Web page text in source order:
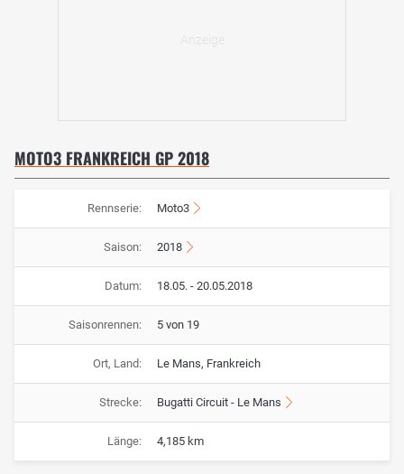
MOTO3 FRANKREICH GP 2018
Rennserie: Moto3
Saison: 2018
Datum: 18.05. - 20.05.2018
Saisonrennen: 5 von 19
Ort, Land: Le Mans, Frankreich
Strecke: Bugatti Circuit - Le Mans
Länge: 4,185 km